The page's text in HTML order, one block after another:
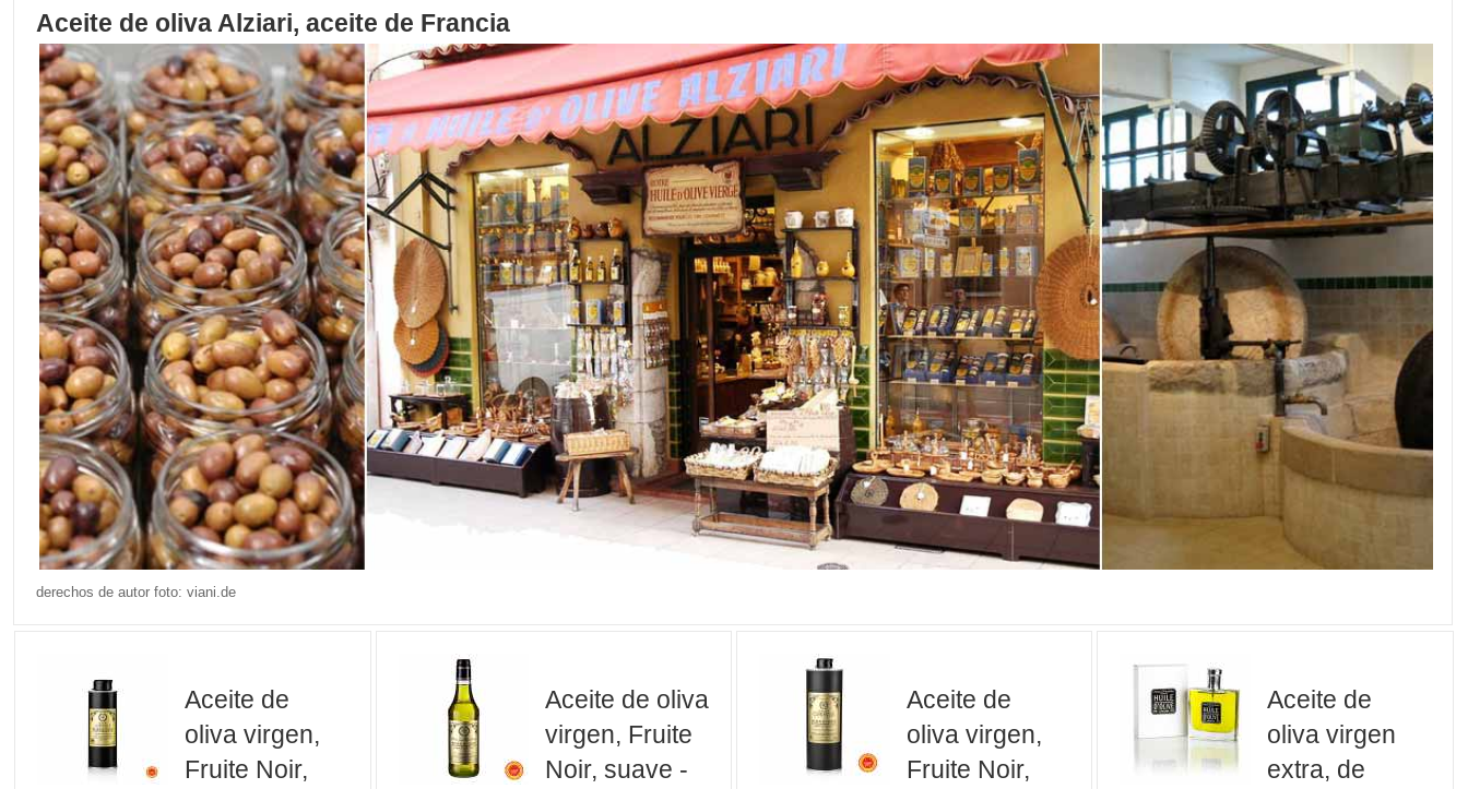
Aceite de oliva Alziari, aceite de Francia
derechos de autor foto: viani.de
Aceite de
oliva virgen,
Fruite Noir,
Aceite de oliva
virgen, Fruite
Noir, suave -
Aceite de
oliva virgen,
Fruite Noir,
Aceite de
oliva virgen
extra, de